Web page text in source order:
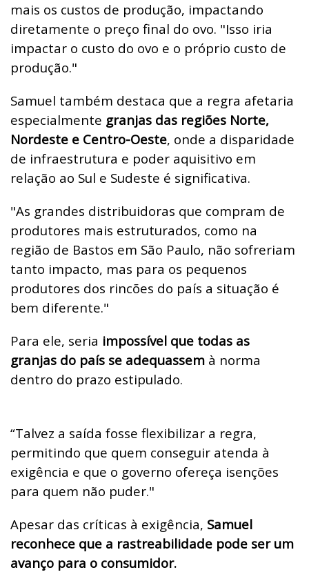
mais os custos de produção, impactando
diretamente o preço final do ovo. "Isso iria
impactar o custo do ovo e o próprio custo de
produção."
Samuel também destaca que a regra afetaria
especialmente granjas das regiões Norte,
Nordeste e Centro-Oeste, onde a disparidade
de infraestrutura e poder aquisitivo em
relação ao Sul e Sudeste é significativa.
"As grandes distribuidoras que compram de
produtores mais estruturados, como na
região de Bastos em São Paulo, não sofreriam
tanto impacto, mas para os pequenos
produtores dos rincões do país a situação é
bem diferente."
Para ele, seria impossível que todas as
granjas do país se adequassem à norma
dentro do prazo estipulado.
“Talvez a saída fosse flexibilizar a regra,
permitindo que quem conseguir atenda à
exigência e que o governo ofereça isenções
para quem não puder."
Apesar das críticas à exigência, Samuel
reconhece que a rastreabilidade pode ser um
avanço para o consumidor.